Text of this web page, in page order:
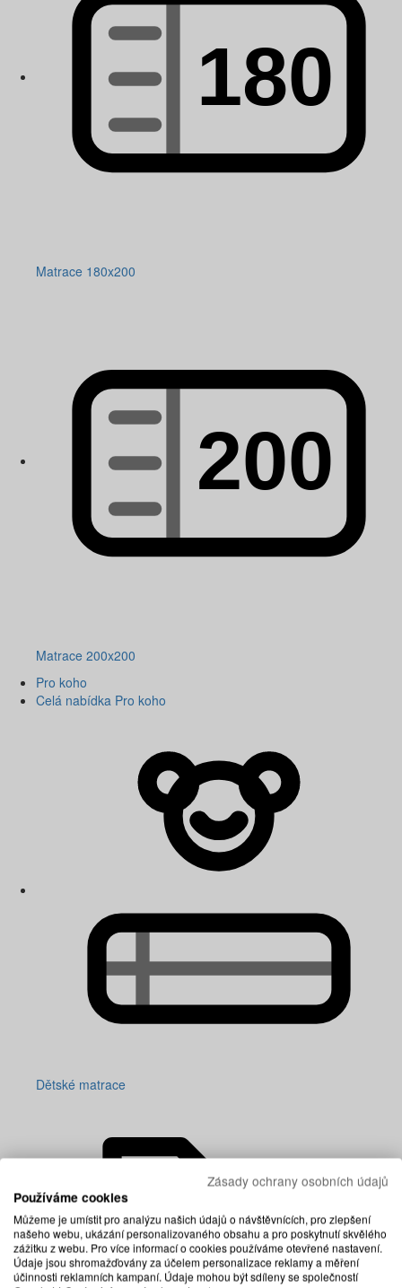
Matrace 180x200
Matrace 200x200
Pro koho
Celá nabídka Pro koho
Dětské matrace
Zásady ochrany osobních údajů
Používáme cookies
Můžeme je umístit pro analýzu našich údajů o návštěvnících, pro zlepšení
našeho webu, ukázání personalizovaného obsahu a pro poskytnutí skvělého
zážitku z webu. Pro více informací o cookies používáme otevřené nastavení.
Údaje jsou shromažďovány za účelem personalizace reklamy a měření
účinnosti reklamních kampaní. Údaje mohou být sdíleny se společností